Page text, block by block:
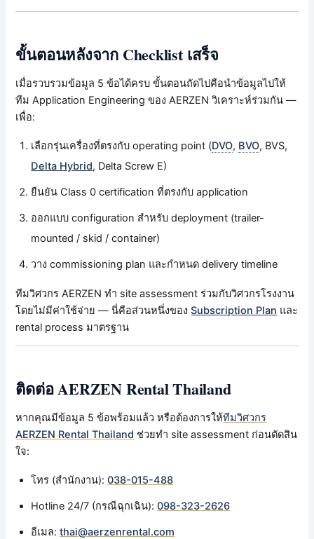
ขั้นตอนหลังจาก Checklist เสร็จ
เมื่อรวบรวมข้อมูล 5 ข้อได้ครบ ขั้นตอนถัดไปคือนำข้อมูลไปให้
ทีม Application Engineering ของ AERZEN วิเคราะห์ร่วมกัน —
เพื่อ:
เลือกรุ่นเครื่องที่ตรงกับ operating point (DVO, BVO, BVS,
Delta Hybrid, Delta Screw E)
ยืนยัน Class 0 certification ที่ตรงกับ application
ออกแบบ configuration สำหรับ deployment (trailer-
mounted / skid / container)
วาง commissioning plan และกำหนด delivery timeline
ทีมวิศวกร AERZEN ทำ site assessment ร่วมกับวิศวกรโรงงาน
โดยไม่มีค่าใช้จ่าย — นี่คือส่วนหนึ่งของSubscription Plan และ
rental process มาตรฐาน
ติดต่อ AERZEN Rental Thailand
หากคุณมีข้อมูล 5 ข้อพร้อมแล้ว หรือต้องการให้ทีมวิศวกร
AERZEN Rental Thailand ช่วยทำ site assessment ก่อนตัดสิน
ใจ:
โทร (สำนักงาน):038-015-488
Hotline 24/7 (กรณีฉุกเฉิน):098-323-2626
อีเมล:thai@aerzenrental.com